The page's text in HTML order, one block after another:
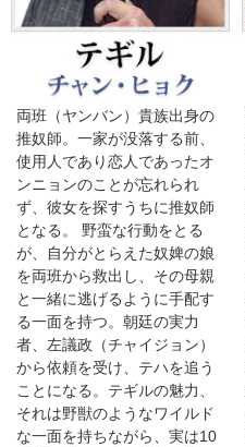
両班（ヤンバン）貴族出身の
推奴師。一家が没落する前、
使用人であり恋人であったオ
ンニョンのことが忘れられ
ず、彼女を探すうちに推奴師
となる。 野蛮な行動をとる
が、自分がとらえた奴婢の娘
を両班から救出し、その母親
と一緒に逃げるように手配す
る一面を持つ。朝廷の実力
者、左議政（チャイジョン）
から依頼を受け、テハを追う
ことになる。テギルの魅力、
それは野獣のようなワイルド
な一面を持ちながら、実は10